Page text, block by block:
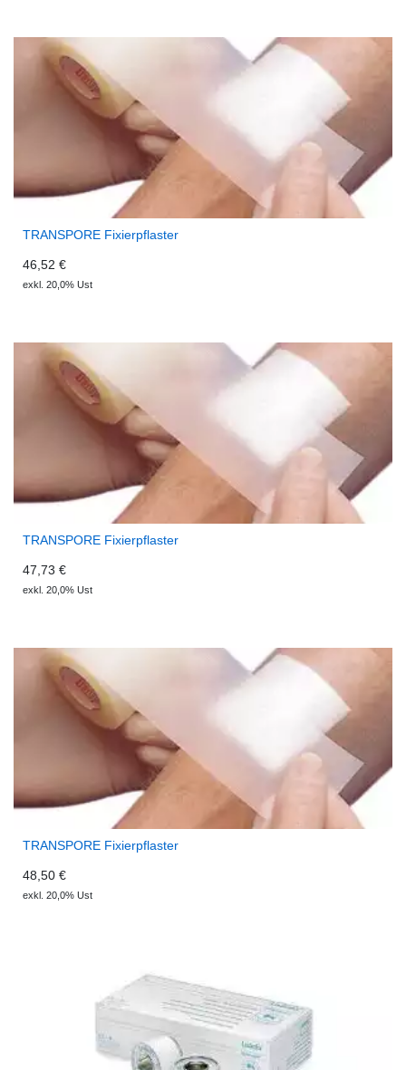
TRANSPORE Fixierpflaster
46,52 €
exkl. 20,0% Ust
TRANSPORE Fixierpflaster
47,73 €
exkl. 20,0% Ust
TRANSPORE Fixierpflaster
48,50 €
exkl. 20,0% Ust